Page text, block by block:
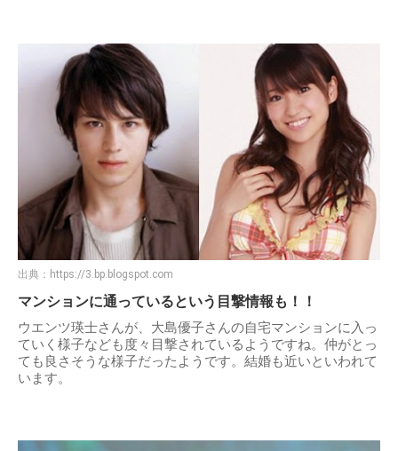
出典： https://3.bp.blogspot.com
マンションに通っているという目撃情報も！！
ウエンツ瑛士さんが、大島優子さんの自宅マンションに入っ
ていく様子なども度々目撃されているようですね。仲がとっ
ても良さそうな様子だったようです。結婚も近いといわれて
います。